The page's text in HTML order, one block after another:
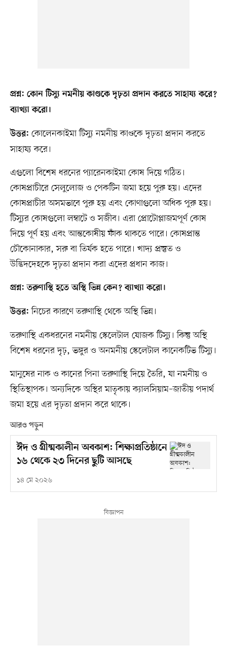
প্রশ্ন: কোন টিস্যু নমনীয় কাণ্ডকে দৃঢ়তা প্রদান করতে সাহায্য করে?
ব্যাখ্যা করো।
উত্তর: কোলেনকাইমা টিস্যু নমনীয় কাণ্ডকে দৃঢ়তা প্রদান করতে
সাহায্য করে।
এগুলো বিশেষ ধরনের প্যারেনকাইমা কোষ দিয়ে গঠিত।
কোষপ্রাচীরে সেলুলোজ ও পেকটিন জমা হয়ে পুরু হয়। এদের
কোষপ্রাচীর অসমভাবে পুরু হয় এবং কোণাগুলো অধিক পুরু হয়।
টিস্যুর কোষগুলো লম্বাটে ও সজীব। এরা প্রোটোপ্লাজমপূর্ণ কোষ
দিয়ে পূর্ণ হয় এবং আন্তকোষীয় ফাঁক থাকতে পারে। কোষপ্রান্ত
চৌকোনাকার, সরু বা তির্যক হতে পারে। খাদ্য প্রস্তুত ও
উদ্ভিদদেহকে দৃঢ়তা প্রদান করা এদের প্রধান কাজ।
প্রশ্ন: তরুণাস্থি হতে অস্থি ভিন্ন কেন? ব্যাখ্যা করো।
উত্তর:নিচের কারণে তরুণাস্থি থেকে অস্থি ভিন্ন।
তরুণাস্থি একধরনের নমনীয় স্কেলেটাল যোজক টিস্যু। কিন্তু অস্থি
বিশেষ ধরনের দৃঢ়, ভঙ্গুর ও অনমনীয় স্কেলেটাল কানেকটিভ টিস্যু।
মানুষের নাক ও কানের পিনা তরুণাস্থি দিয়ে তৈরি, যা নমনীয় ও
স্থিতিস্থাপক। অন্যদিকে অস্থির মাতৃকায় ক্যালসিয়াম–জাতীয় পদার্থ
জমা হয়ে এর দৃঢ়তা প্রদান করে থাকে।
আরও পড়ুন
ঈদ ও গ্রীষ্মকালীন অবকাশ: শিক্ষাপ্রতিষ্ঠানে
১৬ থেকে ২৩ দিনের ছুটি আসছে
১৪ মে ২০২৬